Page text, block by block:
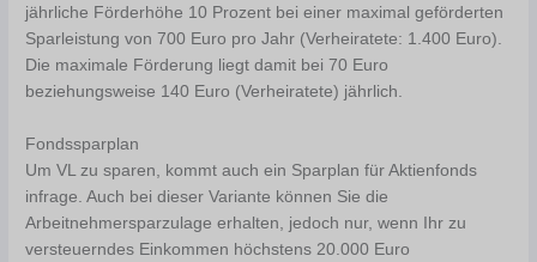
jährliche Förderhöhe 10 Prozent bei einer maximal geförderten
Sparleistung von 700 Euro pro Jahr (Verheiratete: 1.400 Euro).
Die maximale Förderung liegt damit bei 70 Euro
beziehungsweise 140 Euro (Verheiratete) jährlich.
Fondssparplan
Um VL zu sparen, kommt auch ein Sparplan für Aktienfonds
infrage. Auch bei dieser Variante können Sie die
Arbeitnehmersparzulage erhalten, jedoch nur, wenn Ihr zu
versteuerndes Einkommen höchstens 20.000 Euro